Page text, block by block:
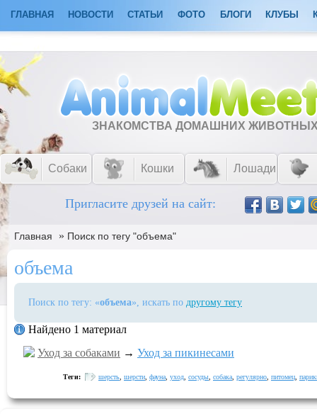
ГЛАВНАЯ НОВОСТИ СТАТЬИ ФОТО БЛОГИ КЛУБЫ
ЗНАКОМСТВА ДОМАШНИХ
Собаки Кошки Лошади
Пригласите друзей на сайт:
Главная » Поиск по тегу "объема"
объема
Поиск по тегу: «объема», искать по другому тегу
Найдено 1 материал
Уход за собаками → Уход за пикинесами
Теги: шерсть шерсти фауна уход сосуды собака регулярно питомец